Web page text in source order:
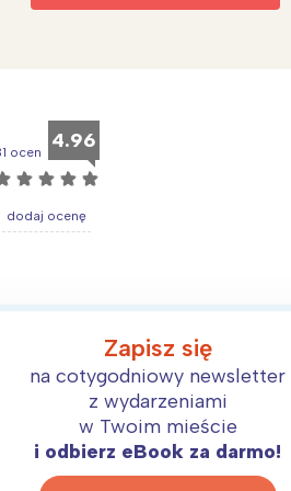
ocen 4.96
☆ ☆ ☆ ☆
dodaj ocenę
Zapisz się
na cotygodniowy newsletter
z wydarzeniami
w Twoim mieście
i odbierz eBook za darmo!
z tego
Śląsk
Kraków